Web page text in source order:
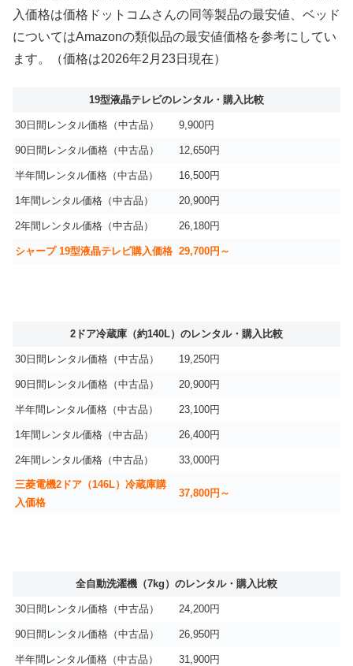
入価格は価格ドットコムさんの同等製品の最安値、ベッド
についてはAmazonの類似品の最安値価格を参考にしてい
ます。（価格は2026年2月23日現在）
19型液晶テレビのレンタル・購入比較
30日間レンタル価格（中古品） 9,900円
90日間レンタル価格（中古品） 12,650円
半年間レンタル価格（中古品） 16,500円
1年間レンタル価格（中古品） 20,900円
2年間レンタル価格（中古品） 26,180円
シャープ 19型液晶テレビ購入価格 29,700円～
2ドア冷蔵庫（約140L）のレンタル・購入比較
30日間レンタル価格（中古品） 19,250円
90日間レンタル価格（中古品） 20,900円
半年間レンタル価格（中古品） 23,100円
1年間レンタル価格（中古品） 26,400円
2年間レンタル価格（中古品） 33,000円
三菱電機2ドア（146L）冷蔵庫購
入価格
37,800円～
全自動洗濯機（7kg）のレンタル・購入比較
30日間レンタル価格（中古品） 24,200円
90日間レンタル価格（中古品） 26,950円
半年間レンタル価格（中古品） 31,900円